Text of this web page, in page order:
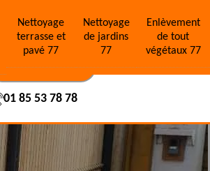
Nettoyage
terrasse et
pavé 77
Nettoyage
de jardins
77
Enlèvement
de tout
végétaux 77
NOUS CONTACTER
01 85 53 78 78